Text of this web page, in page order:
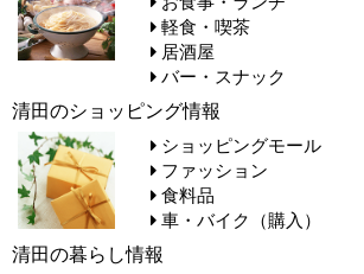
軽食・喫茶
居酒屋
バー・スナック
清田のショッピング情報
ショッピングモール
ファッション
食料品
車・バイク（購入）
清田の暮らし情報